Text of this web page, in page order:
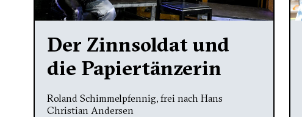
Der Zinnsoldat und
die Papiertänzerin
Roland Schimmelpfennig, frei nach Hans
Christian Andersen